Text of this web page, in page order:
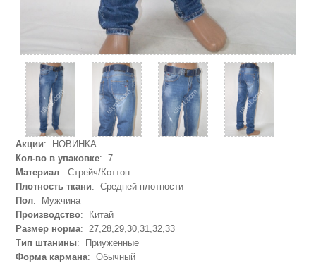
Акции: НОВИНКА
Кол-во в упаковке: 7
Материал: Стрейч/Коттон
Плотность ткани: Средней плотности
Пол: Мужчина
Производство: Китай
Размер норма: 27,28,29,30,31,32,33
Тип штанины: Приуженные
Форма кармана: Обычный